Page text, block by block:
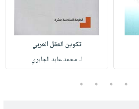
تكوين العقل العربي
لـ محمد عابد الجابري
2
3
4
5